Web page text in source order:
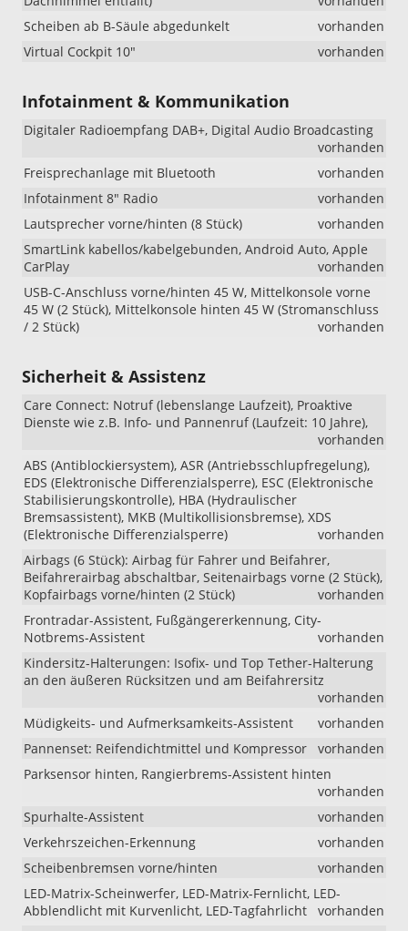
Scheiben ab B-Säule abgedunkelt
vorhanden
Virtual Cockpit 10"
vorhanden
Infotainment & Kommunikation
Digitaler Radioempfang DAB+, Digital Audio Broadcasting
vorhanden
Freisprechanlage mit Bluetooth
vorhanden
Infotainment 8" Radio
vorhanden
Lautsprecher vorne/hinten (8 Stück)
vorhanden
SmartLink kabellos/kabelgebunden, Android Auto, Apple
CarPlay
vorhanden
USB-C-Anschluss vorne/hinten 45 W, Mittelkonsole vorne
45 W (2 Stück), Mittelkonsole hinten 45 W (Stromanschluss
/ 2 Stück)
vorhanden
Sicherheit & Assistenz
Care Connect: Notruf (lebenslange Laufzeit), Proaktive
Dienste wie z.B. Info- und Pannenruf (Laufzeit: 10 Jahre),
vorhanden
ABS (Antiblockiersystem), ASR (Antriebsschlupfregelung),
EDS (Elektronische Differenzialsperre), ESC (Elektronische
Stabilisierungskontrolle), HBA (Hydraulischer
Bremsassistent), MKB (Multikollisionsbremse), XDS
(Elektronische Differenzialsperre)
vorhanden
Airbags (6 Stück): Airbag für Fahrer und Beifahrer,
Beifahrerairbag abschaltbar, Seitenairbags vorne (2 Stück),
Kopfairbags vorne/hinten (2 Stück)
vorhanden
Frontradar-Assistent, Fußgängererkennung, City-
Notbrems-Assistent
vorhanden
Kindersitz-Halterungen: Isofix- und Top Tether-Halterung
an den äußeren Rücksitzen und am Beifahrersitz
vorhanden
Müdigkeits- und Aufmerksamkeits-Assistent
vorhanden
Pannenset: Reifendichtmittel und Kompressor
vorhanden
Parksensor hinten, Rangierbrems-Assistent hinten
vorhanden
Spurhalte-Assistent
vorhanden
Verkehrszeichen-Erkennung
vorhanden
Scheibenbremsen vorne/hinten
vorhanden
LED-Matrix-Scheinwerfer, LED-Matrix-Fernlicht, LED-
Abblendlicht mit Kurvenlicht, LED-Tagfahrlicht
vorhanden